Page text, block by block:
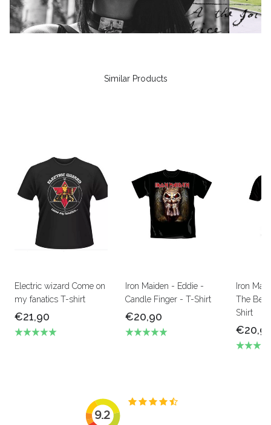
Similar Products
Electric wizard Come on
my fanatics T-shirt
€21,90
Iron Maiden - Eddie -
Candle Finger - T-Shirt
€20,90
Iron
The
Shirt